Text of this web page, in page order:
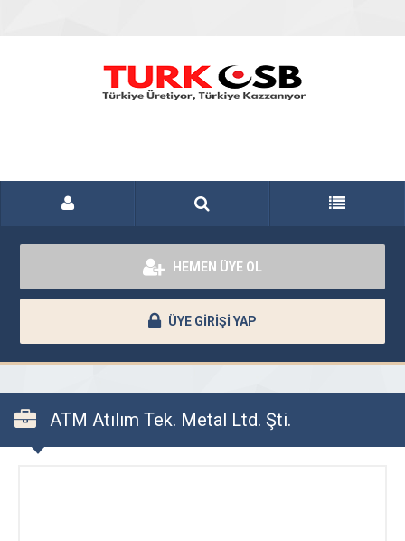
HEMEN ÜYE OL
ÜYE GİRİŞİ YAP
ATM Atılım Tek. Metal Ltd. Şti.